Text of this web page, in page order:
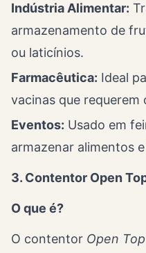
Indústria Alimentar:
armazenamento de
ou laticínios.
Farmacêutica: Ideal
vacinas que requerem
Eventos: Usado em
armazenar alimentos
3. Contentor Open
O que é?
O contentor Open Top